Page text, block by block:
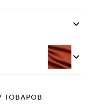
ТОВАРОВ